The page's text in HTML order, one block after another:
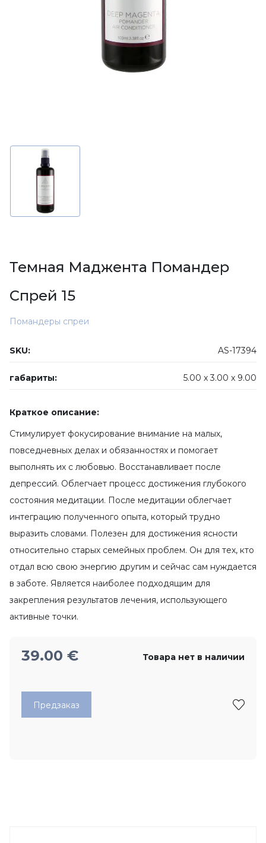
Темная Маджента Помандер
Спрей 15
Помандеры спреи
SKU: AS-17394
габариты: 5.00 x3.00 x 9.00
Краткое описание:
Стимулирует фокусирование внимание на малых,
повседневных делах и обязанностях и помогает
выполнять их с любовью. Восстанавливает после
депрессий. Облегчает процесс достижения глубокого
состояния медитации. После медитации облегчает
интеграцию полученного опыта, который трудно
выразить словами. Полезен для достижения ясности
относительно старых семейных проблем. Он для тех, кто
отдал всю свою энергию другим и сейчас сам нуждается
в заботе. Является наиболее подходящим для
закрепления результатов лечения, использующего
активные точки.
39.00 € Товара нет в наличии
Предзаказ